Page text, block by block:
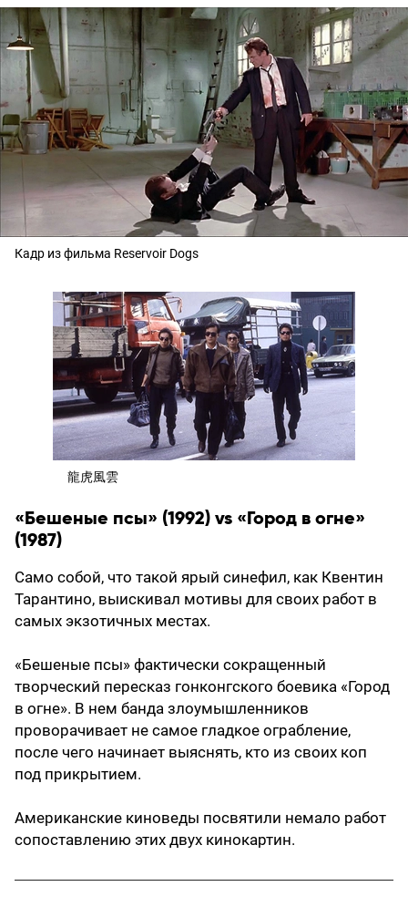
Кадр из фильма Reservoir Dogs
龍虎風雲
«Бешеные псы» (1992) vs «Город в огне»
(1987)
Само собой, что такой ярый синефил, как Квентин
Тарантино, выискивал мотивы для своих работ в
самых экзотичных местах.
«Бешеные псы» фактически сокращенный
творческий пересказ гонконгского боевика «Город
в огне». В нем банда злоумышленников
проворачивает не самое гладкое ограбление,
после чего начинает выяснять, кто из своих коп
под прикрытием.
Американские киноведы посвятили немало работ
сопоставлению этих двух кинокартин.